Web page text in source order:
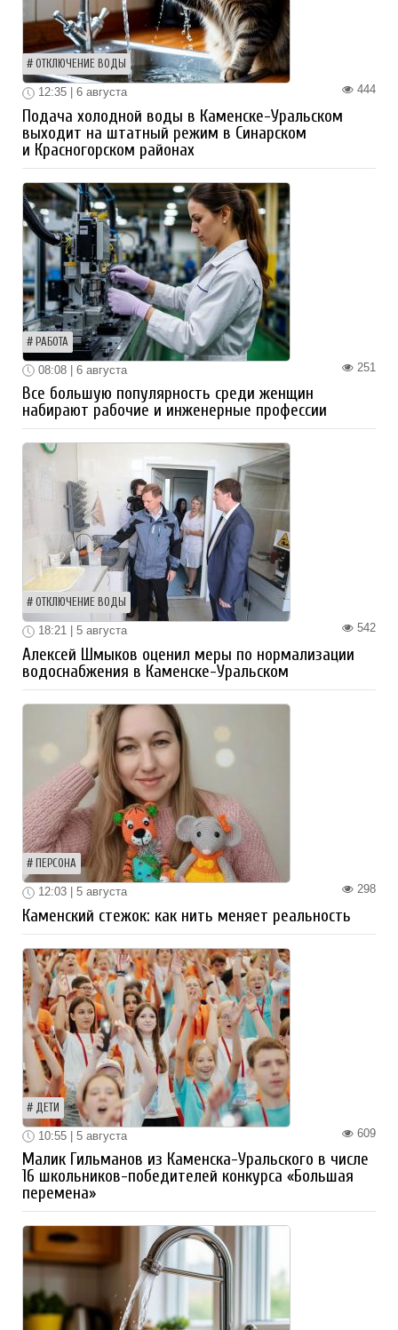
ОТКЛЮЧЕНИЕ ВОДЫ
444
12:35 | 6 августа
Подача холодной воды в Каменске-Уральском
выходит на штатный режим в Синарском
и Красногорском районах
РАБОТА
251
08:08 | 6 августа
Все большую популярность среди женщин
набирают рабочие и инженерные профессии
ОТКЛЮЧЕНИЕ ВОДЫ
542
18:21 | 5 августа
Алексей Шмыков оценил меры по нормализации
водоснабжения в Каменске-Уральском
ПЕРСОНА
298
12:03 | 5 августа
Каменский стежок: как нить меняет реальность
ДЕТИ
609
10:55 | 5 августа
Малик Гильманов из Каменска-Уральского в числе
16 школьников-победителей конкурса «Большая
перемена»